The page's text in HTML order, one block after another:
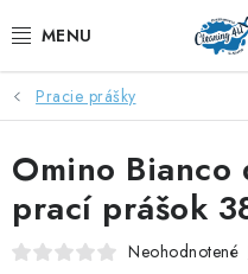
na
ZĽAVY AŽ DO -40%
COCCOLATEVI®️🇮🇹💙
🌷DEO DUE®️🩷🇮🇹
Pracie prášky
Omino
prací prášok
Neohodnotené